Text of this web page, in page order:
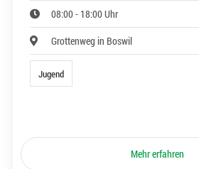
08:00 - 18:00 Uhr
Grottenweg in Boswil
Jugend
Mehr erfahren